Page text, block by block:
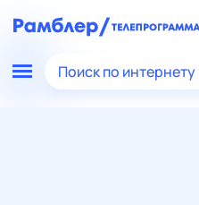
Поиск по интернету